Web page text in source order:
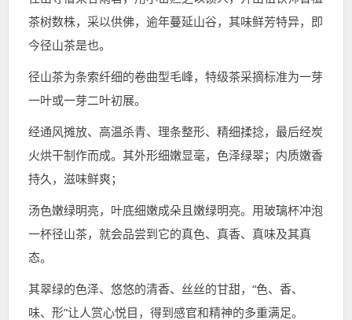
茶树数株，采以供佛，逾年蔓延山谷，其味鲜芳特异，即
今径山茶是也。
径山茶为条索纤细的卷曲型毛峰，特级茶采摘标准为一芽
一叶或一芽二叶初展。
经通风摊放、高温杀青、理条整形、精细揉捻，最后经炭
火烘干制作而成。其外形细嫩显毫，色泽绿翠；内质嫩香
持久，滋味鲜爽；
汤色嫩绿明亮，叶底细嫩成朵且嫩绿明亮。用玻璃杯冲泡
一杯径山茶，就会品尝到它的真色、真香、真味及其真
态。
其翠绿的色泽、悠悠的清香、丝丝的甘甜，“色、香、
味、形”让人赏心悦目，得到感官和精神的多重满足。